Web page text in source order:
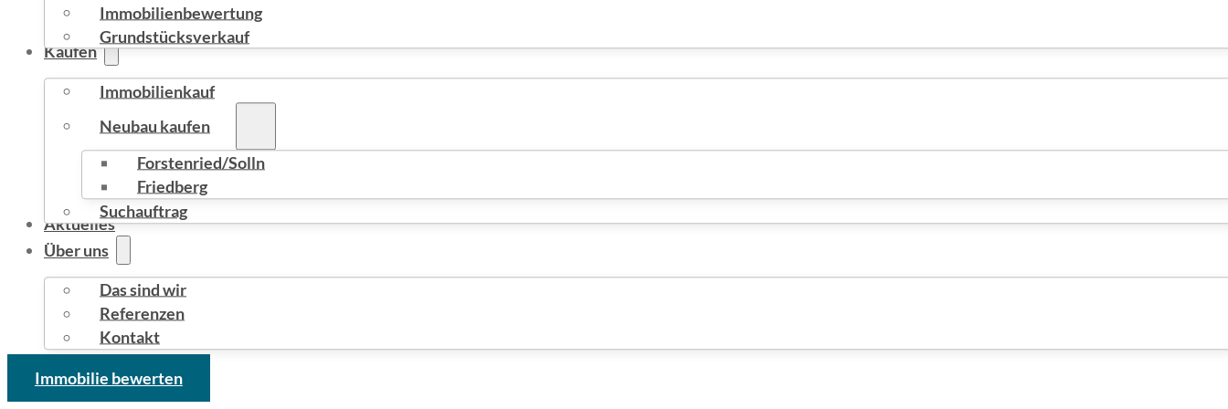
Immobilienbewertung
Grundstücksverkauf
Kaufen
Immobilienkauf
Neubau kaufen
Forstenried/Solln
Friedberg
Suchauftrag
Aktuelles
Über uns
Das sind wir
Referenzen
Kontakt
Immobilie bewerten